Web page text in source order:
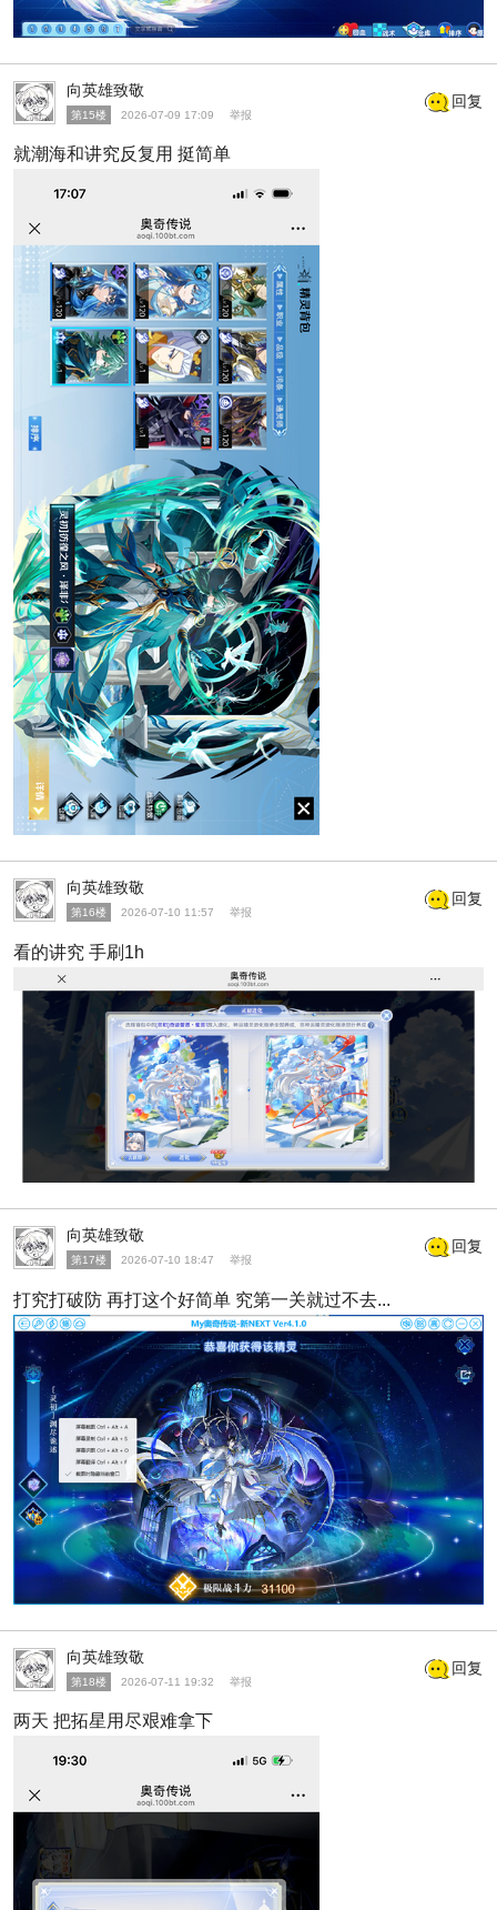
向英雄致敬
第15楼 2026-07-09 17:09 举报
回复
就潮海和讲究反复用 挺简单
向英雄致敬
第16楼 2026-07-10 11:57 举报
回复
看的讲究 手刷1h
向英雄致敬
第17楼 2026-07-10 18:47 举报
回复
打究打破防 再打这个好简单 究第一关就过不去...
向英雄致敬
第18楼 2026-07-11 19:32 举报
回复
两天 把拓星用尽艰难拿下